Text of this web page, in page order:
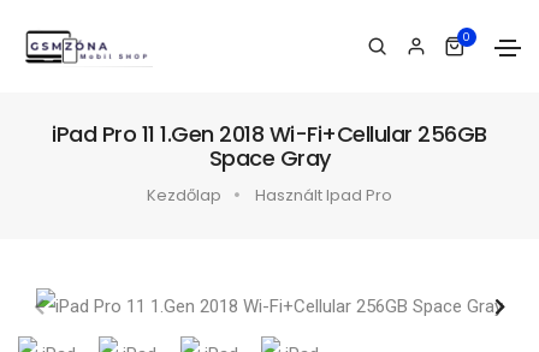
0
iPad Pro 11 1.Gen 2018 Wi-Fi+Cellular 256GB
Space Gray
Kezdőlap Használt Ipad Pro